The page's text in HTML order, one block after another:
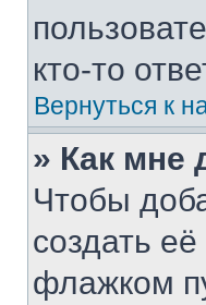
кто-то
Вернуться к
» Как мне
Чтобы
создать
флажком